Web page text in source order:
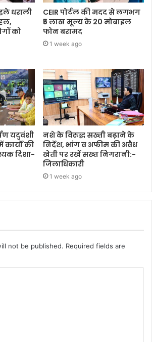
धराली
को
CEIR पोर्टल की मदद से लगभग
₹5 लाख मूल्य के 20 मोबाइल
फोन बरामद
1 week ago
यदुवंशी
की
दिशा-
नशे के विरुद्ध सख्ती बढ़ाने के
निर्देश, भांग व अफीम की अवैध
खेती पर रखें सख्त निगरानी:-
जिलाधिकारी
1 week ago
not be published. Required fields are